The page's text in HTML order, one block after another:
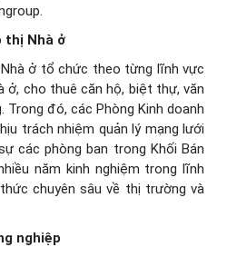
thị Nhà ở
ở tổ chức theo từng lĩnh vực
ở, cho thuê căn hộ, biệt thự, văn
Trong đó, các Phòng Kinh doanh
trách nhiệm quản lý mạng lưới
các phòng ban trong Khối Bán
năm kinh nghiệm trong lĩnh
chuyên sâu về thị trường và
nghiệp